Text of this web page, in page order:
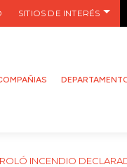
SITIOS DE INTERÉS
INCENDIO